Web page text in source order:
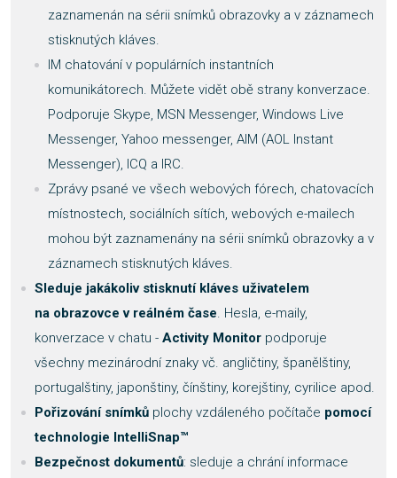
zaznamenán na sérii snímků obrazovky a v záznamech
stisknutých kláves.
IM chatování v populárních instantních
komunikátorech. Můžete vidět obě strany konverzace.
Podporuje Skype, MSN Messenger, Windows Live
Messenger, Yahoo messenger, AIM (AOL Instant
Messenger), ICQ a IRC.
Zprávy psané ve všech webových fórech, chatovacích
místnostech, sociálních sítích, webových e-mailech
mohou být zaznamenány na sérii snímků obrazovky a v
záznamech stisknutých kláves.
Sleduje jakákoliv stisknutí kláves uživatelem
na obrazovce v reálném čase. Hesla, e-maily,
konverzace v chatu - Activity Monitor podporuje
všechny mezinárodní znaky vč. angličtiny, španělštiny,
portugalštiny, japonštiny, čínštiny, korejštiny, cyrilice apod.
Pořizování snímků plochy vzdáleného počítače pomocí
technologie IntelliSnap™
Bezpečnost dokumentů: sleduje a chrání informace